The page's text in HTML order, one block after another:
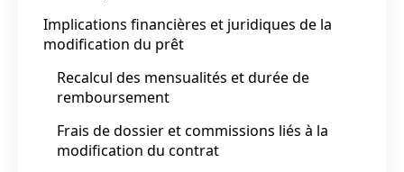
Implications financières et juridiques de la
modification du prêt
Recalcul des mensualités et durée de
remboursement
Frais de dossier et commissions liés à la
modification du contrat